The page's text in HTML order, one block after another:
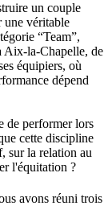
un couple
une véritable
“Team”,
Aix-la-Chapelle, de
équipiers, où
dépend
de performer lors
cette discipline
sur la relation au
l'équitation ?
avons réuni trois